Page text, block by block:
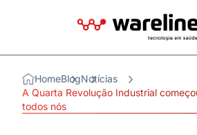
HomeBlogNotícias
A Quarta Revolução Industrial
todos nós